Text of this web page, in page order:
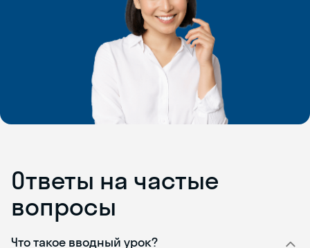
Ответы на частые
вопросы
Что такое вводный урок?